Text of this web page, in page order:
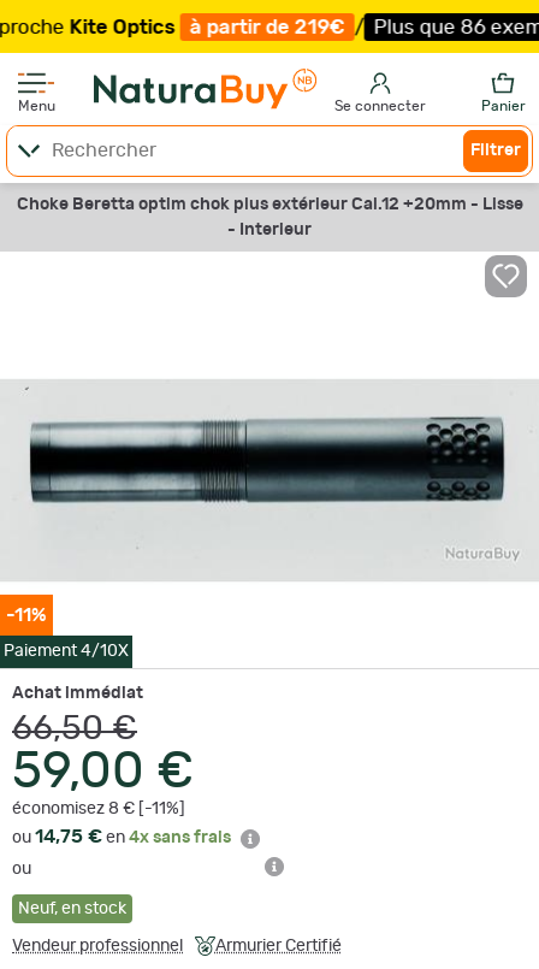
Kite Optics à partir de 219€ / Plus que 86
Menu Se connecter Panier
Filtrer
Choke Beretta optim chok plus extérieur Cal.12 +20mm - Lisse
- Interieur
-11%
Paiement 4/10X
Achat immédiat
66,50 €
59,00 €
économisez 8 € [-11%]
ou 14,75 € en 4x sans frais
ou
Neuf, en stock
Vendeur professionnel Armurier Certifié